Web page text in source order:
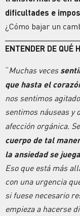
dificultades e
¿Cómo bajar un
ENTENDER DE QUÉ
“Muchas veces
que hasta el
nos sentimos
sentimos náuseas y
afección orgánica.
cuerpo de tal
la ansiedad se
Eso que está más
con una urgencia
si fuese necesario
empieza a hacerse